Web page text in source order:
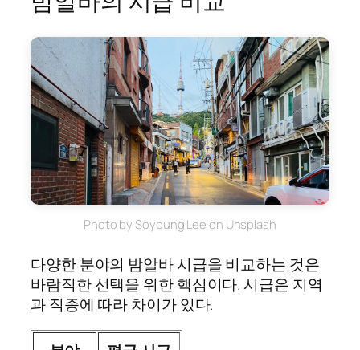
Photo by Soyoung Lee on Unsplash
다양한 분야의 밤알바 시급을 비교하는 것은
바람직한 선택을 위한 핵심이다. 시급은 지역
과 직종에 따라 차이가 있다.